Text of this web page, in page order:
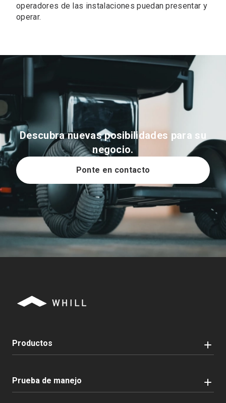
operadores de las instalaciones puedan presentar y
operar.
Descubra nuevas posibilidades para su
negocio.
Ponte en contacto
Productos
Prueba de manejo